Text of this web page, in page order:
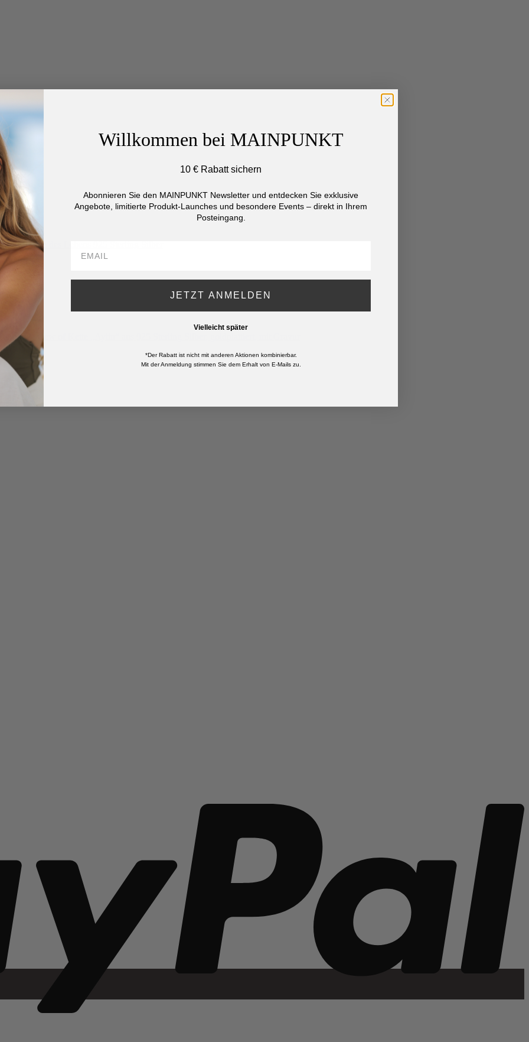
Willkommen bei MAINPUNKT
10 € Rabatt sichern
Abonnieren Sie den MAINPUNKT Newsletter und entdecken Sie exklusive
Angebote, limitierte Produkt-Launches und besondere Events – direkt in Ihrem
Posteingang.
JETZT ANMELDEN
Vielleicht später
*Der Rabatt ist nicht mit anderen Aktionen kombinierbar.
Mit der Anmeldung stimmen Sie dem Erhalt von E-Mails zu.